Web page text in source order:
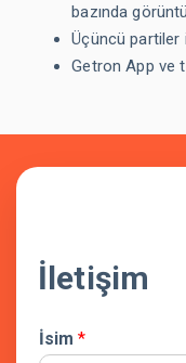
bazında
Üçüncü partiler
Getron App ve
İletişim
İsim *